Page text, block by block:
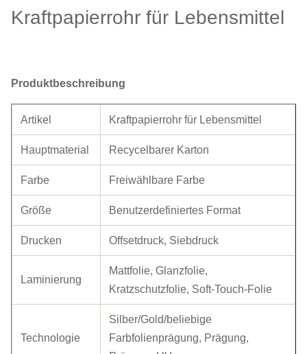
Kraftpapierrohr für Lebensmittel
Produktbeschreibung
Artikel Kraftpapierrohr für Lebensmittel
Hauptmaterial Recycelbarer Karton
Farbe Freiwählbare Farbe
Größe Benutzerdefiniertes Format
Drucken Offsetdruck, Siebdruck
Laminierung
Mattfolie, Glanzfolie,
Kratzschutzfolie, Soft-Touch-Folie
Technologie
Silber/Gold/beliebige
Farbfolienprägung, Prägung,